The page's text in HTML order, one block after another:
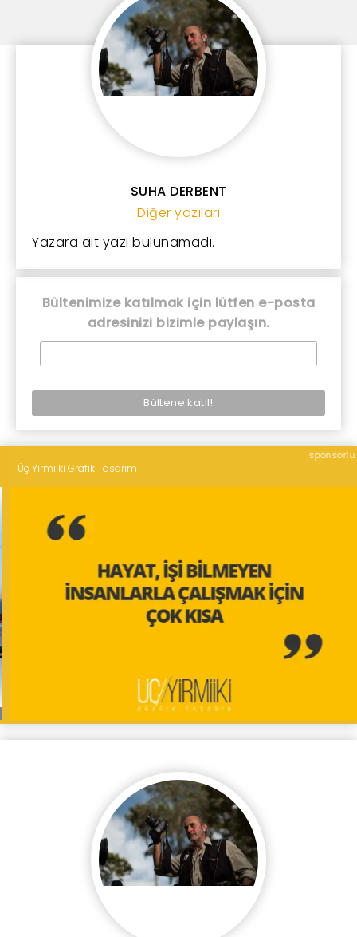
SUHA DERBENT
Diğer yazıları
Yazara ait yazı bulunamadı.
Bültenimize katılmak için lütfen e-posta
adresinizi bizimle paylaşın.
Üç Yirmiiki Grafik Tasarım
sponsorlu